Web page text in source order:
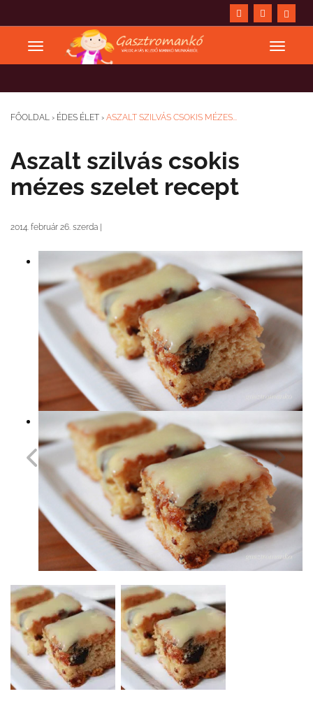
FŐOLDAL › ÉDES ÉLET › ASZALT SZILVÁS CSOKIS MÉZES...
Aszalt szilvás csokis
mézes szelet recept
2014. február 26. szerda |